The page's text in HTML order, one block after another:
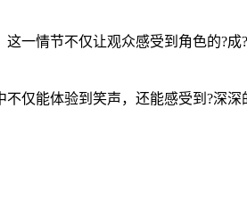
一情节不仅让观众感受到角色的?
仅能体验到笑声，还能感受到?深